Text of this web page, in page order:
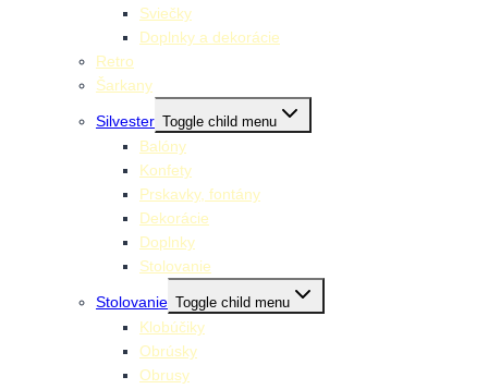
Sviečky
Doplnky a dekorácie
Retro
Šarkany
Silvester Toggle child menu
Balóny
Konfety
Prskavky, fontány
Dekorácie
Doplnky
Stolovanie
Stolovanie Toggle child menu
Klobúčiky
Obrúsky
Obrusy